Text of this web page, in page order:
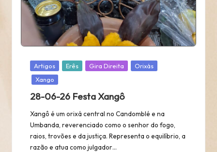
Posted
in
Artigos Erês Gira Direita
Orixás
Xango
28-06-26 Festa Xangô
Xangô é um orixá central no Candomblé e na
Umbanda, reverenciado como o senhor do fogo,
raios, trovões e da justiça. Representa o equilíbrio, a
razão e atua como julgador…